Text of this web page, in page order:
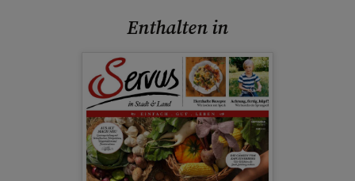
Enthalten in